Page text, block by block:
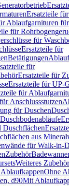
Ersatzteile
Ablaufgarnituren für
für
für
Ersatzteile für
Betätigungen
für
Ersatzteile für
Ersatzteile für UP-
für
Anschlussstutzen
für Duschen
Duschflächen
aus
für Walk-in-
Zubehör
Weiteres Zubehör
Ohne
d90Mit